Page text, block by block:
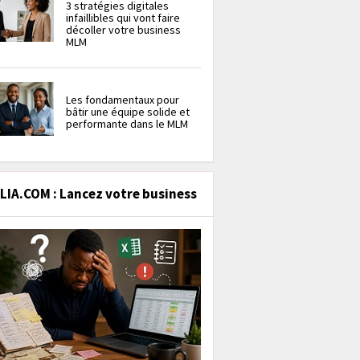
3 stratégies digitales
infaillibles qui vont faire
décoller votre business
MLM
Les fondamentaux pour
bâtir une équipe solide et
performante dans le MLM
: Lancez votre business